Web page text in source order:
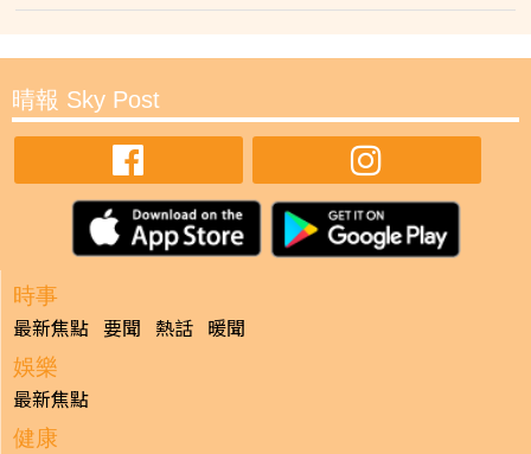
晴報 Sky Post
時事
最新焦點 要聞 熱話 暖聞
娛樂
最新焦點
健康